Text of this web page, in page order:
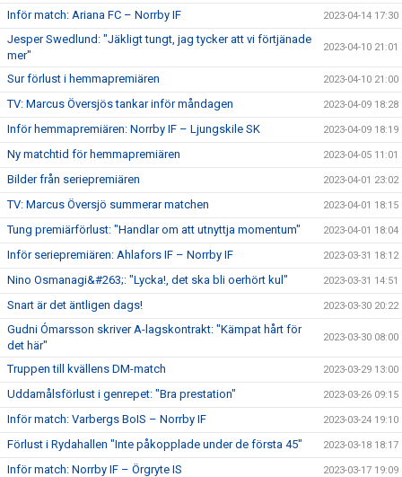
Inför match: Ariana FC – Norrby IF 2023-04-14 17:30
Jesper Swedlund: "Jäkligt tungt, jag tycker att vi förtjänade
mer"
2023-04-10 21:01
Sur förlust i hemmapremiären 2023-04-10 21:00
TV: Marcus Översjös tankar inför måndagen 2023-04-09 18:28
Inför hemmapremiären: Norrby IF – Ljungskile SK 2023-04-09 18:19
Ny matchtid för hemmapremiären 2023-04-05 11:01
Bilder från seriepremiären 2023-04-01 23:02
TV: Marcus Översjö summerar matchen 2023-04-01 18:15
Tung premiärförlust: "Handlar om att utnyttja momentum" 2023-04-01 18:04
Inför seriepremiären: Ahlafors IF – Norrby IF 2023-03-31 18:12
Nino Osmanagi&#263;: "Lycka!, det ska bli oerhört kul" 2023-03-31 14:51
Snart är det äntligen dags! 2023-03-30 20:22
Gudni Ómarsson skriver A-lagskontrakt: "Kämpat hårt för
det här"
2023-03-30 08:00
Truppen till kvällens DM-match 2023-03-29 13:00
Uddamålsförlust i genrepet: "Bra prestation" 2023-03-26 09:15
Inför match: Varbergs BoIS – Norrby IF 2023-03-24 19:10
Förlust i Rydahallen "Inte påkopplade under de första 45" 2023-03-18 18:17
Inför match: Norrby IF – Örgryte IS 2023-03-17 19:09